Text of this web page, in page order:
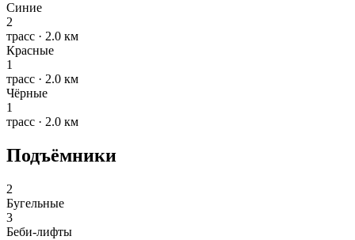
Синие
2
трасс · 2.0 км
Красные
1
трасс · 2.0 км
Чёрные
1
трасс · 2.0 км
Подъёмники
2
Бугельные
3
Беби-лифты